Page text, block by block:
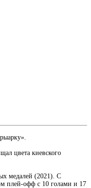
цвета киевского
медалей (2021). С
плей-офф с 10 голами и 17